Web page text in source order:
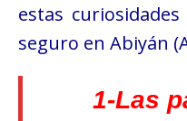
estas
seguro en Abiyán
1-Las